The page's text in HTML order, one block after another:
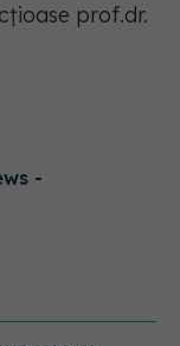
prof.dr.
-